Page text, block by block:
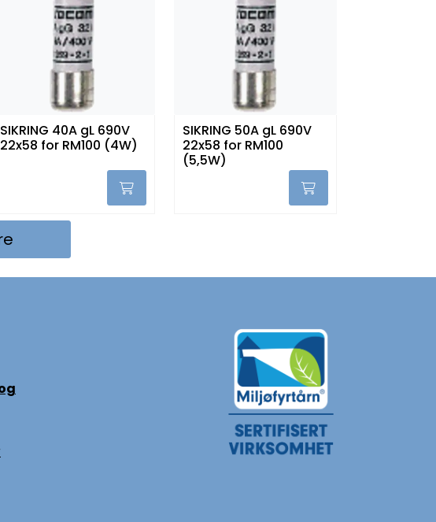
SIKRING 40A gL 690V
22x58 for RM100 (4W)
SIKRING 50A gL 690V
22x58 for RM100
(5,5W)